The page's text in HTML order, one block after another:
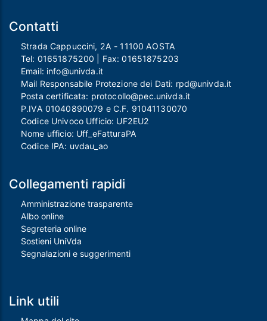
Contatti
Strada Cappuccini, 2A - 11100 AOSTA
Tel: 01651875200 | Fax:01651875203
Email: info@univda.it
Mail Responsabile Protezione dei Dati: rpd@univda.it
Posta certificata: protocollo@pec.univda.it
P.IVA 01040890079 e C.F. 91041130070
Codice Univoco Ufficio: UF2EU2
Nome ufficio: Uff_eFatturaPA
Codice IPA: uvdau_ao
Collegamenti rapidi
Amministrazione trasparente
Albo online
Segreteria online
Sostieni UniVda
Segnalazioni e suggerimenti
Link utili